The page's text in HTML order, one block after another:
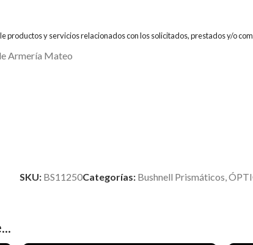
productos y servicios relacionados con los solicitados, prestados y/o
Armería Mateo
SKU: BS11250Categorías: Bushnell Prismáticos,